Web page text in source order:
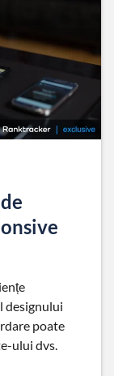
designului
poate
ului dvs.